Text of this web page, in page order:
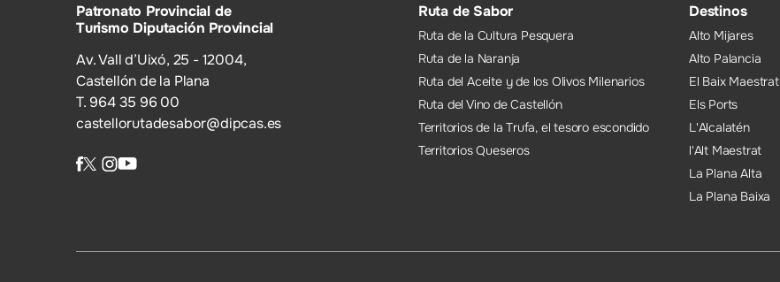
Patronato Provincial de
Turismo Diputación Provincial
Av. Vall d’Uixó, 25 - 12004,
Castellón de la Plana
T. 964 35 96 00
castellorutadesabor@dipcas.es
Ruta de Sabor
Ruta de la Cultura Pesquera
Ruta de la Naranja
Ruta del Aceite y de los Olivos Milenarios
Ruta del Vino de Castellón
Territorios de la Trufa, el tesoro escondido
Territorios Queseros
Destinos
Alto Mijares
Alto Palancia
El Baix Maestrat
Els Ports
L'Alcalatén
l'Alt Maestrat
La Plana Alta
La Plana Baixa